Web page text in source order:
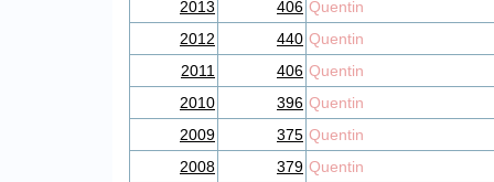
2013
406 Quentin
2012
440 Quentin
2011
406 Quentin
2010
396 Quentin
2009
375 Quentin
2008
379 Quentin